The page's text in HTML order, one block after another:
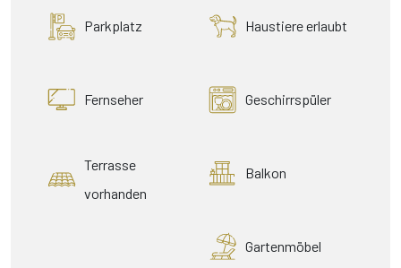
Parkplatz Haustiere erlaubt
Fernseher Geschirrspüler
Terrasse
vorhanden
Balkon
Gartenmöbel